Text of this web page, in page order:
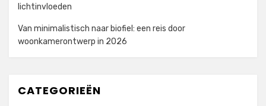
lichtinvloeden
Van minimalistisch naar biofiel: een reis door
woonkamerontwerp in 2026
CATEGORIEËN